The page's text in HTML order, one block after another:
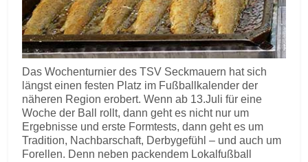
Das Wochenturnier des TSV Seckmauern hat sich
längst einen festen Platz im Fußballkalender der
näheren Region erobert. Wenn ab 13.Juli für eine
Woche der Ball rollt, dann geht es nicht nur um
Ergebnisse und erste Formtests, dann geht es um
Tradition, Nachbarschaft, Derbygefühl – und auch um
Forellen. Denn neben packendem Lokalfußball